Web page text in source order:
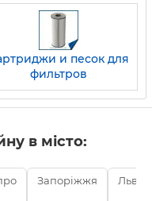
и песок для
фильтров
в місто:
Запоріжжя Львів